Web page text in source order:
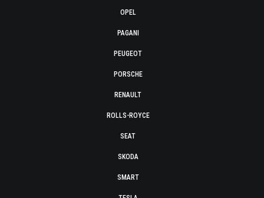
OPEL
PAGANI
PEUGEOT
PORSCHE
RENAULT
ROLLS-ROYCE
SEAT
SKODA
SMART